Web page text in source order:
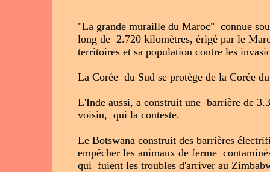
"La grande muraille du Maroc" connue
long de 2.720 kilomètres, érigé par le
territoires et sa population contre les
La Corée du Sud se protège de la Corée
L'Inde aussi, a construit une barrière de
voisin, qui la conteste.
Le Botswana construit des barrières
empêcher les animaux de ferme
qui fuient les troubles d'arriver au